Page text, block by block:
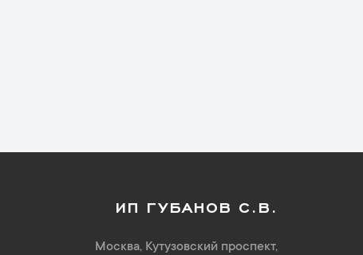
ИП ГУБАНОВ С.В.
Москва, Кутузовский проспект,